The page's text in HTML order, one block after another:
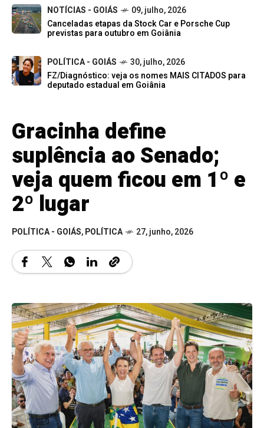
NOTÍCIAS - GOIÁS
09, julho, 2026
Canceladas etapas da Stock Car e Porsche Cup
previstas para outubro em Goiânia
POLÍTICA - GOIÁS
30, julho, 2026
FZ/Diagnóstico: veja os nomes MAIS CITADOS para
deputado estadual em Goiânia
Gracinha define
suplência ao Senado;
veja quem ficou em 1º e
2º lugar
POLÍTICA - GOIÁS,POLÍTICA 27, junho, 2026